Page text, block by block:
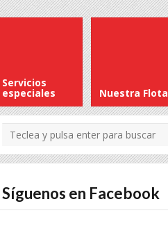
Servicios
especiales Nuestra Flota
Síguenos en Facebook